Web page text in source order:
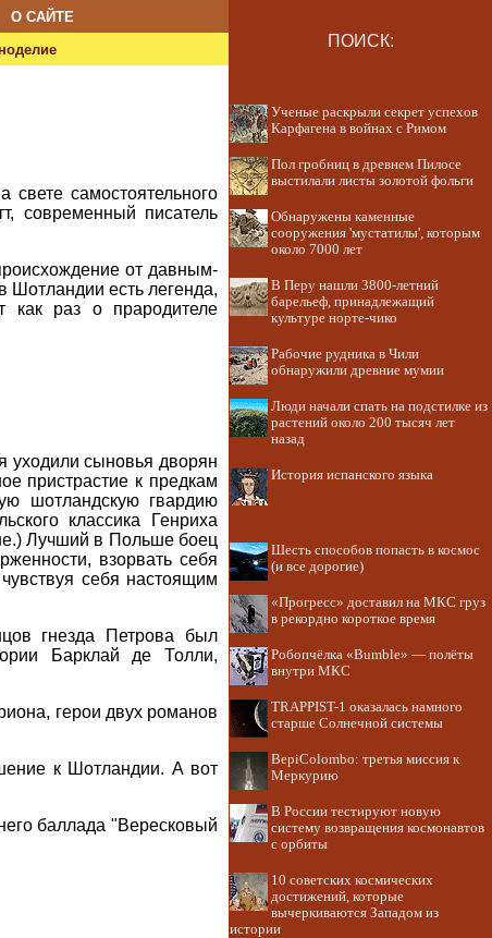
О САЙТЕ
ПОИСК:
самостоятельного
современный писатель
от давным-
Шотландии есть легенда,
раз о прародителе
уходили сыновья дворян
пристрастие к предкам
шотландскую гвардию
классика Генриха
Лучший в Польше боец
взорвать себя
себя настоящим
гнезда Петрова был
Барклай де Толли,
герои двух романов
к Шотландии. А вот
баллада "Вересковый
Ученые раскрыли секрет успехов
Карфагена в войнах с Римом
Пол гробниц в древнем Пилосе
выстилали листы золотой фольги
Обнаружены каменные
сооружения 'мустатилы', которым
около 7000 лет
В Перу нашли 3800-летний
барельеф, принадлежащий
культуре норте-чико
Рабочие рудника в Чили
обнаружили древние мумии
Люди начали спать на подстилке из
растений около 200 тысяч лет
назад
История испанского языка
Шесть способов попасть в космос
(и все дорогие)
«Прогресс» доставил на МКС груз
в рекордно короткое время
Робопчёлка «Bumble» — полёты
внутри МКС
TRAPPIST-1 оказалась намного
старше Солнечной системы
BepiColombo: третья миссия к
Меркурию
В России тестируют новую
систему возвращения космонавтов
с орбиты
10 советских космических
достижений, которые
вычеркиваются Западом из
истории